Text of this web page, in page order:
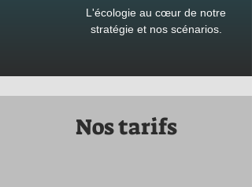
L'écologie au cœur de notre
stratégie et nos scénarios.
Nos tarifs